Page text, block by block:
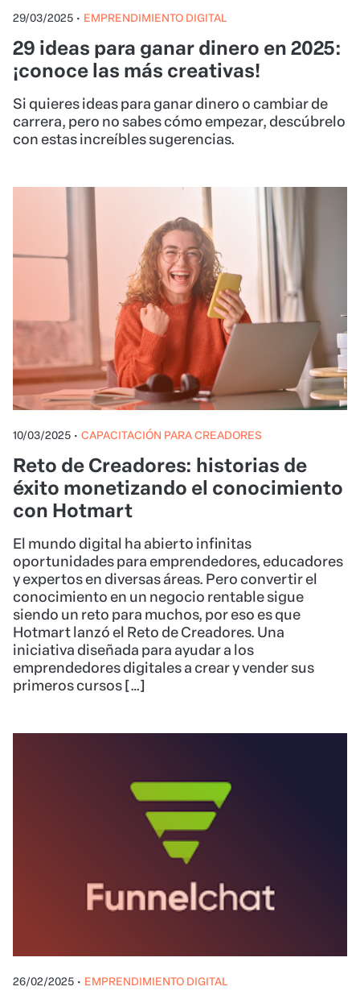
29/03/2025 • EMPRENDIMIENTO DIGITAL
29 ideas para ganar dinero en 2025:
¡conoce las más creativas!
Si quieres ideas para ganar dinero o cambiar de
carrera, pero no sabes cómo empezar, descúbrelo
con estas increíbles sugerencias.
10/03/2025 • CAPACITACIÓN PARA CREADORES
Reto de Creadores: historias de
éxito monetizando el conocimiento
con Hotmart
El mundo digital ha abierto infinitas
oportunidades para emprendedores, educadores
y expertos en diversas áreas. Pero convertir el
conocimiento en un negocio rentable sigue
siendo un reto para muchos, por eso es que
Hotmart lanzó el Reto de Creadores. Una
iniciativa diseñada para ayudar a los
emprendedores digitales a crear y vender sus
primeros cursos […]
26/02/2025 • EMPRENDIMIENTO DIGITAL